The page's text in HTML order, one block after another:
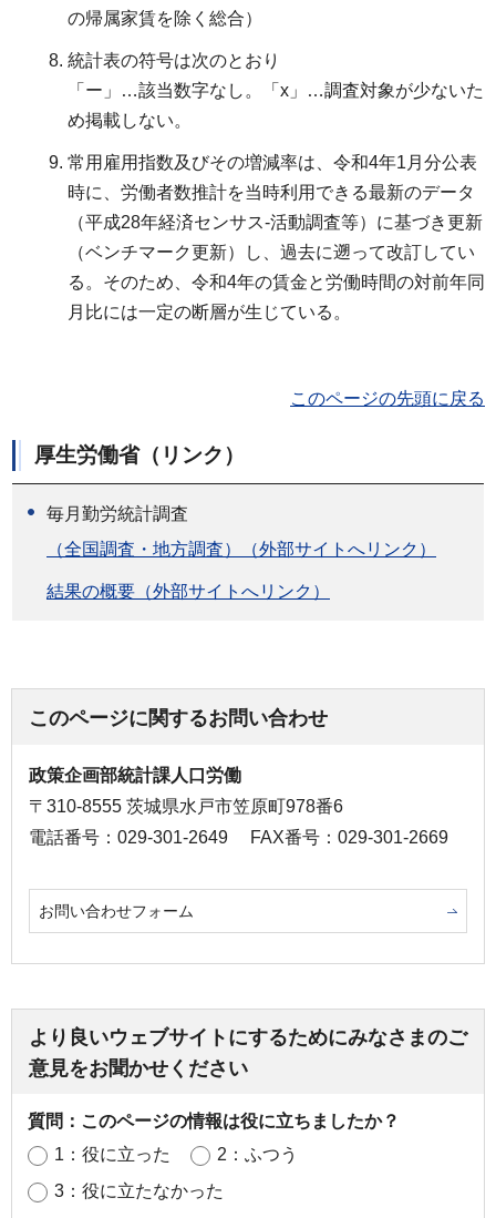
の帰属家賃を除く総合）
統計表の符号は次のとおり
「ー」…該当数字なし。「x」…調査対象が少ないた
め掲載しない。
常用雇用指数及びその増減率は、令和4年1月分公表
時に、労働者数推計を当時利用できる最新のデータ
（平成28年経済センサス-活動調査等）に基づき更新
（ベンチマーク更新）し、過去に遡って改訂してい
る。そのため、令和4年の賃金と労働時間の対前年同
月比には一定の断層が生じている。
このページの先頭に戻る
厚生労働省（リンク）
毎月勤労統計調査
（全国調査・地方調査）（外部サイトへリンク）
結果の概要（外部サイトへリンク）
このページに関するお問い合わせ
政策企画部統計課人口労働
〒310-8555 茨城県水戸市笠原町978番6
電話番号：029-301-2649
FAX番号：029-301-2669
お問い合わせフォーム
より良いウェブサイトにするためにみなさまのご
意見をお聞かせください
質問：このページの情報は役に立ちましたか？
1：役に立った
2：ふつう
3：役に立たなかった